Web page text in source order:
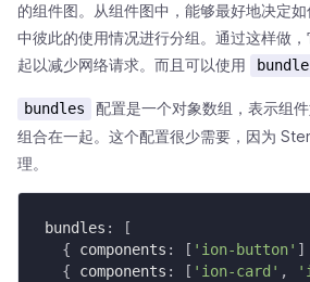
的组件图。从组件图中，能够最好地决定
中彼此的使用情况进行分组。通过这样做
起以减少网络请求。而且可以使用
bundles
配置是一个对象数组，表示组
组合在一起。这个配置很少需要，因为
理。
bundles :
[
{ components : [ 'ion-button' ]
{ components : [ 'ion-card' ,